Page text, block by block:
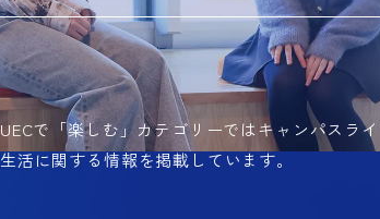
UECで「楽しむ」カテゴリーではキャンパスラ
生活に関する情報を掲載しています。